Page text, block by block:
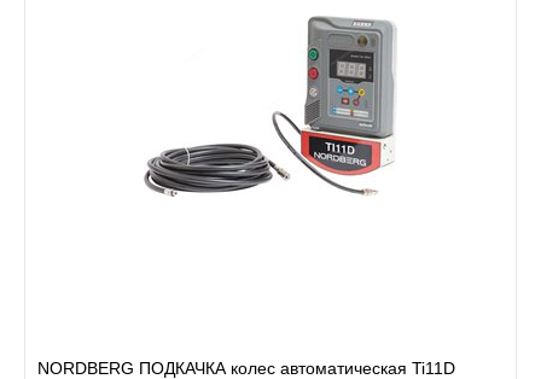
NORDBERG ПОДКАЧКА колес автоматическая Ti11D